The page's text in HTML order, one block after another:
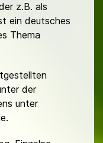
z.B. als
ein deutsches
Thema
der
unter